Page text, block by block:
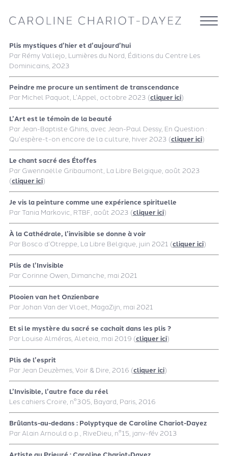
Plis mystiques d’hier et d’aujourd’hui
Par Rémy Vallejo, Lumières du Nord, Éditions du Centre Les
Dominicains, 2023
Peindre me procure un sentiment de transcendance
Par Michel Paquot, L’Appel, octobre 2023 (cliquer ici)
L’Art est le témoin de la beauté
Par Jean-Baptiste Ghins, avec Jean-Paul Dessy, En Question :
Qu’espère-t-on encore de la culture, hiver 2023 (cliquer ici)
Le chant sacré des Étoffes
Par Gwennaëlle Gribaumont, La Libre Belgique, août 2023
(cliquer ici)
Je vis la peinture comme une expérience spirituelle
Par Tania Markovic, RTBF, août 2023 (cliquer ici)
À la Cathédrale, l’invisible se donne à voir
Par Bosco d’Otreppe, La Libre Belgique, juin 2021 (cliquer ici)
Plis de l’Invisible
Par Corinne Owen, Dimanche, mai 2021
Plooien van het Onzienbare
Par Johan Van der Vloet, MagaZijn, mai 2021
Et si le mystère du sacré se cachait dans les plis ?
Par Louise Alméras, Aleteia, mai 2019 (cliquer ici)
Plis de l’esprit
Par Jean Deuzèmes, Voir & Dire, 2016 (cliquer ici)
L’Invisible, l’autre face du réel
Les cahiers Croire, n°305, Bayard, Paris, 2016
Brûlants-au-dedans : Polyptyque de Caroline Chariot-Dayez
Par Alain Arnould o.p., RiveDieu, n°15, janv-fév 2013